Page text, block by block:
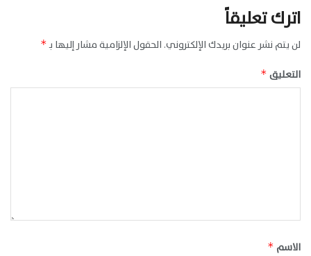
اترك تعليقاً
لن يتم نشر عنوان بريدك الإلكتروني. الحقول الإلزامية مشار إليها بـ*
التعليق *
الاسم *